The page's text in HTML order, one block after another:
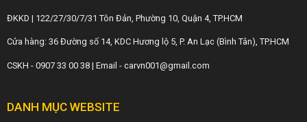
ĐKKD | 122/27/30/7/31 Tôn Đản, Phường 10, Quận 4, TP.HCM
Cửa hàng: 36 Đường số 14, KDC Hương lộ 5, P. An Lạc (Bình Tân), TP.HCM
CSKH - 0907 33 00 38 | Email - carvn001@gmail.com
DANH MỤC WEBSITE